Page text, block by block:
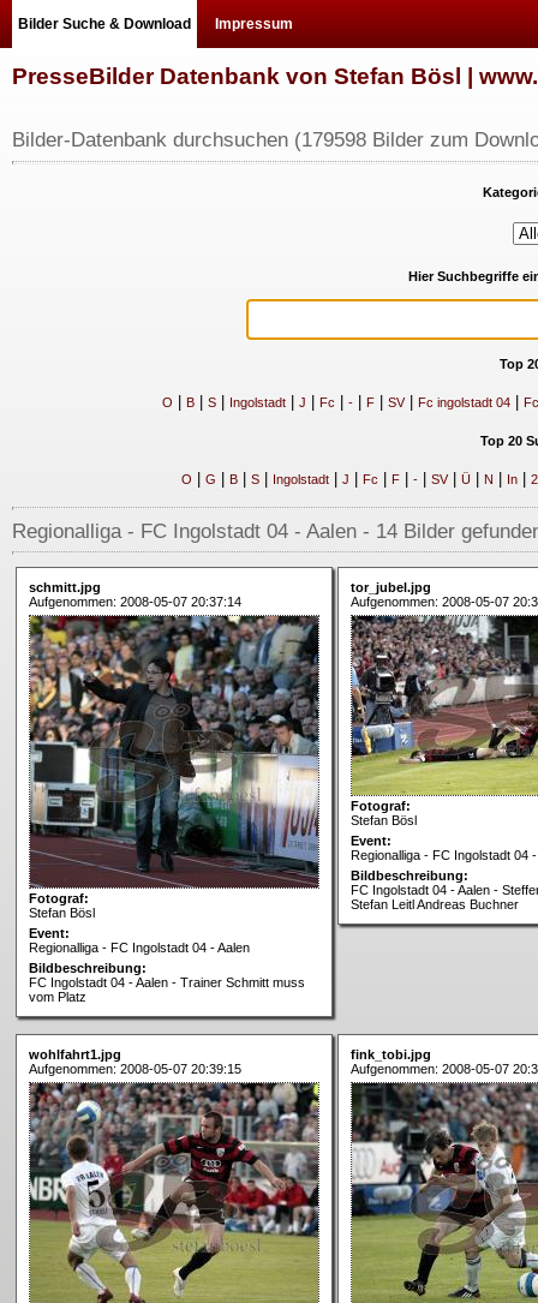
Bilder Suche & Download Impressum
PresseBilder Datenbank von Stefan Bösl |
Bilder-Datenbank durchsuchen (179598 Bilder zum
Hier Suchbegriffe
Top
O B| S| Ingolstadt| J Fc -| F| SV| Fc ingolstadt 04|
Top 20
O G B| S| Ingolstadt| J Fc F| -| SV| Ü| N In| 2
Regionalliga - FC Ingolstadt 04 - Aalen - 14 Bilder
schmitt.jpg
Aufgenommen: 2008-05-07 20:37:14
Fotograf:
Stefan Bösl
Event:
Regionalliga - FC Ingolstadt 04 - Aalen
Bildbeschreibung:
FC Ingolstadt 04 - Aalen - Trainer Schmitt muss
vom Platz
tor_jubel.jpg
Aufgenommen: 2008-05-07
Fotograf:
Stefan Bösl
Event:
Regionalliga - FC Ingolstadt 04 -
Bildbeschreibung:
FC Ingolstadt 04 - Aalen -
Stefan Leitl Andreas Buchner
wohlfahrt1.jpg
Aufgenommen: 2008-05-07 20:39:15
fink_tobi.jpg
Aufgenommen: 2008-05-07